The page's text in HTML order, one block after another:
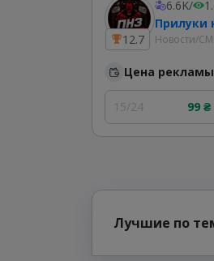
12.7
6.6K/
Цена рекламы
15/24 99 ₴
Лучшие по